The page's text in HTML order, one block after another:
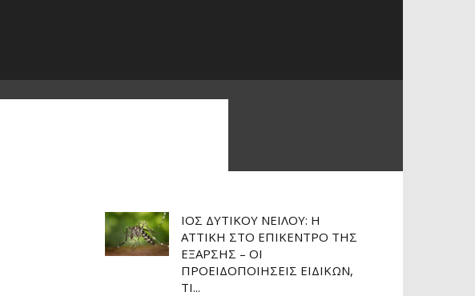
ΙΌΣ ΔΥΤΙΚΟΎ ΝΕΊΛΟΥ: Η
ΑΤΤΙΚΉ ΣΤΟ ΕΠΊΚΕΝΤΡΟ ΤΗΣ
ΈΞΑΡΣΗΣ – ΟΙ
ΠΡΟΕΙΔΟΠΟΙΉΣΕΙΣ ΕΙΔΙΚΏΝ,
ΤΙ...